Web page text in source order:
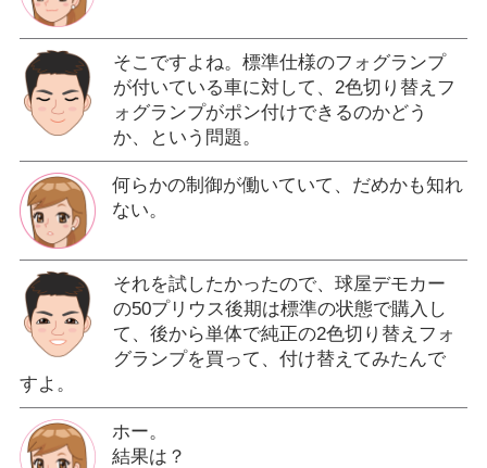
そこですよね。標準仕様のフォグランプ
が付いている車に対して、2色切り替えフ
ォグランプがポン付けできるのかどう
か、という問題。
何らかの制御が働いていて、だめかも知れ
ない。
それを試したかったので、球屋デモカー
の50プリウス後期は標準の状態で購入し
て、後から単体で純正の2色切り替えフォ
グランプを買って、付け替えてみたんで
すよ。
ホー。
結果は？